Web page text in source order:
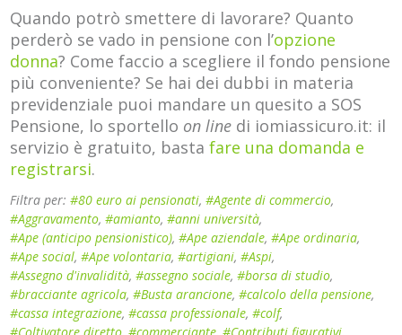
Quando potrò smettere di lavorare? Quanto
perderò se vado in pensione con l’opzione
donna? Come faccio a scegliere il fondo pensione
più conveniente? Se hai dei dubbi in materia
previdenziale puoi mandare un quesito a SOS
Pensione, lo sportello on line di iomiassicuro.it: il
servizio è gratuito, bastafare una domanda e
registrarsi.
Filtra per:#80 euro ai pensionati,#Agente di commercio,
#Aggravamento,#amianto,#anni università,
#Ape (anticipo pensionistico),#Ape aziendale,#Ape ordinaria,
#Ape social,#Ape volontaria,#artigiani,#Aspi,
#Assegno d'invalidità,#assegno sociale,#borsa di studio,
#bracciante agricola,#Busta arancione,#calcolo della pensione,
#cassa integrazione,#cassa professionale,#colf,